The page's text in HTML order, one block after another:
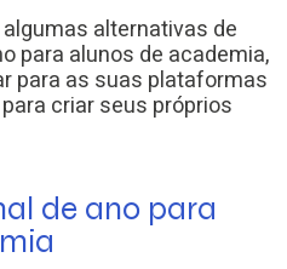
alternativas de
para alunos de academia,
para as suas plataformas
criar seus próprios
de ano para